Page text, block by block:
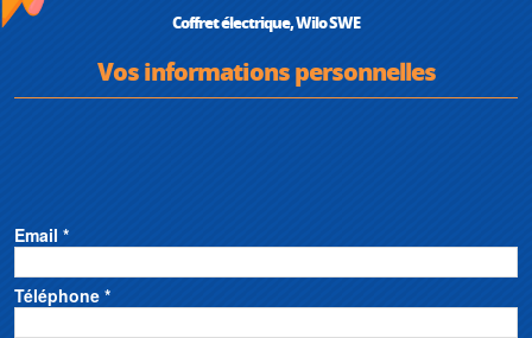
Coffret électrique, Wilo SWE
Vos informations personnelles
Email *
Téléphone *